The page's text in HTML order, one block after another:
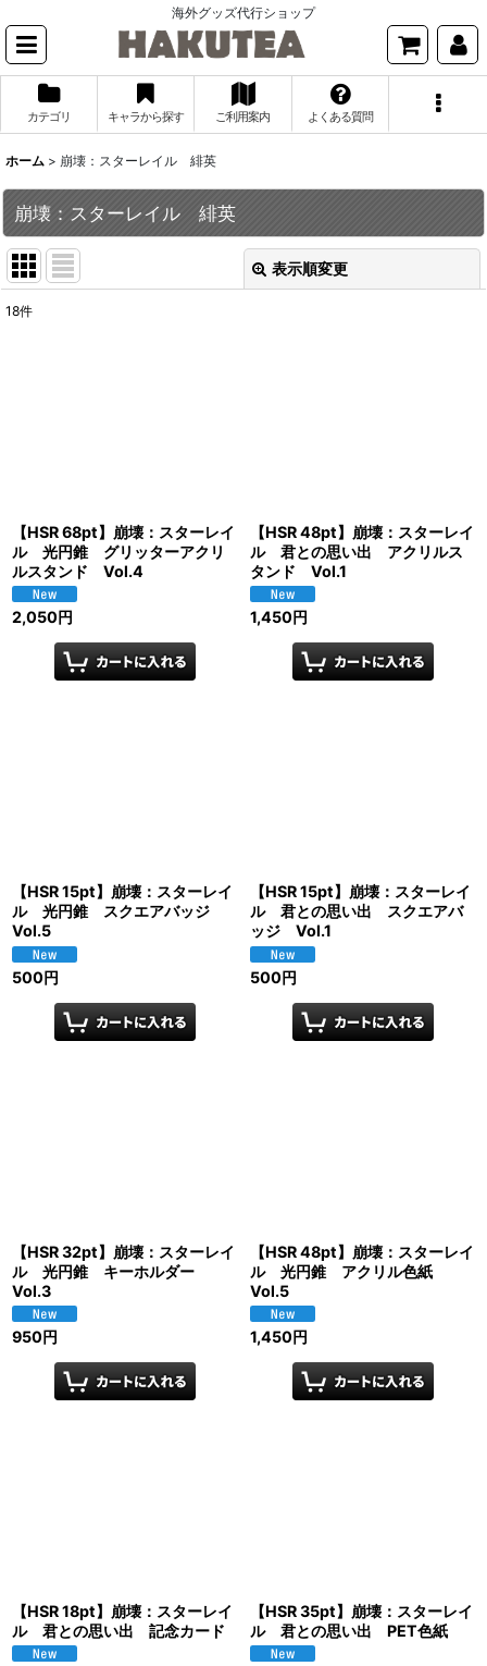
海外グッズ代行ショップ
カテゴリ キャラから探す ご利用案内 よくある質問
ホーム > 崩壊：スターレイル 緋英
崩壊：スターレイル 緋英
表示順変更
18件
【HSR 68pt】崩壊：スターレイ
ル 光円錐 グリッターアクリ
ルスタンド Vol.4
2,050円
【HSR 48pt】崩壊：スターレイ
ル 君との思い出 アクリルス
タンド Vol.1
1,450円
【HSR 15pt】崩壊：スターレイ
ル 光円錐 スクエアバッジ
Vol.5
500円
【HSR 15pt】崩壊：スターレイ
ル 君との思い出 スクエアバ
ッジ Vol.1
500円
【HSR 32pt】崩壊：スターレイ
ル 光円錐 キーホルダー
Vol.3
950円
【HSR 48pt】崩壊：スターレイ
ル 光円錐 アクリル色紙
Vol.5
1,450円
【HSR 18pt】崩壊：スターレイ
ル 君との思い出 記念カード
【HSR 35pt】崩壊：スターレイ
ル 君との思い出 PET色紙